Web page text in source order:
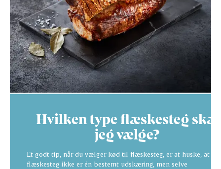
Hvilken type flæskesteg skal
jeg vælge?
Et godt tip, når du vælger kød til flæskesteg, er at huske, at
flæskesteg ikke er én bestemt udskæring, men selve